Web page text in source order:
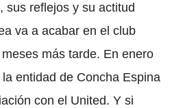
sus reflejos y su actitud
va a acabar en el club
más tarde. En enero
entidad de Concha Espina
con el United. Y si